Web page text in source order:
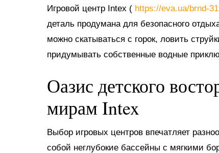
Игровой центр Intex ( https://eva.ua/brnd-
деталь продумана для безопасного
можно скатываться с горок, ловить
придумывать собственные водные
Оазис детского
мирам Intex
Выбор игровых центров впечатляет
собой неглубокие бассейны с мягкими